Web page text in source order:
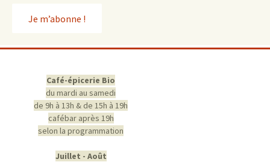
Café-épicerie Bio
du mardi au samedi
de 9h à 13h & de 15h à 19h
cafébar après 19h
selon la programmation
Juillet - Août